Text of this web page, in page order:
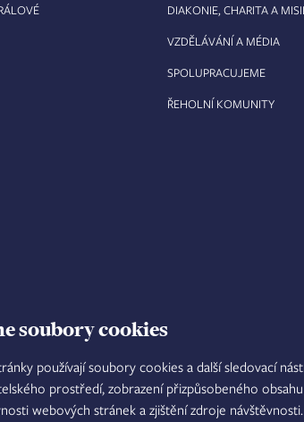
soubory cookies
používají soubory cookies a další sledovací
prostředí, zobrazení přizpůsobeného
webových stránek a zjištění zdroje návštěvnosti.
DIAKONIE, CHARITA A
VZDĚLÁVÁNÍ A MÉDIA
SPOLUPRACUJEME
ŘEHOLNÍ KOMUNITY
TISKOVÝ MLUVČÍ